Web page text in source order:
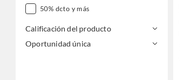
50% dcto y más
Calificación del producto
Oportunidad única